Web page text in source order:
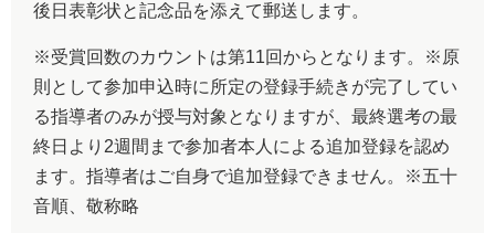
後日表彰状と記念品を添えて郵送します。
※受賞回数のカウントは第11回からとなります。※原
則として参加申込時に所定の登録手続きが完了してい
る指導者のみが授与対象となりますが、最終選考の最
終日より2週間まで参加者本人による追加登録を認め
ます。指導者はご自身で追加登録できません。※五十
音順、敬称略